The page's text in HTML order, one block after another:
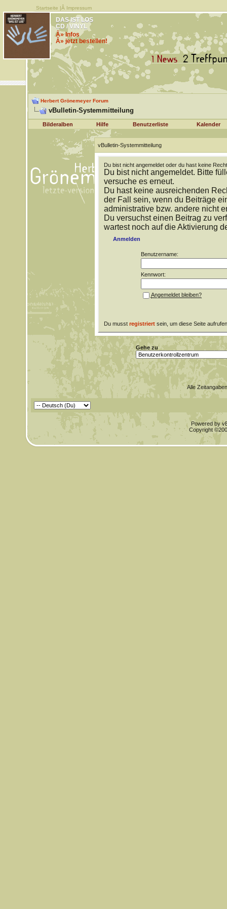
Startseite |Â Impressum
DAS IST LOS
CD / VINYL
Â» Infos
Â» jetzt bestellen!
Herbert Grönemeyer Forum
vBulletin-Systemmitteilung
Bilderalben Hilfe Benutzerliste Kalender
vBulletin-Systemmitteilung
Du bist nicht angemeldet oder du hast keine
Du bist nicht angemeldet. Bitte
versuche es erneut.
Du hast keine ausreichenden
der Fall sein, wenn du Beiträge
administrative bzw. andere nicht
Du versuchst einen Beitrag zu
wartest noch auf die Aktivierung
Anmelden
Benutzername:
Kennwort:
Angemeldet bleiben?
Du musst registriertsein, um diese Seite
Gehe zu
Alle
Powered by
Copyright